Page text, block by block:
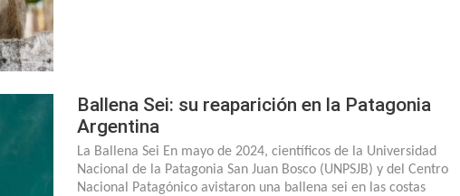
Ballena Sei: su reaparición en la Patagonia
Argentina
La Ballena Sei En mayo de 2024, científicos de la Universidad
Nacional de la Patagonia San Juan Bosco (UNPSJB) y del Centro
Nacional Patagónico avistaron una ballena sei en las costas